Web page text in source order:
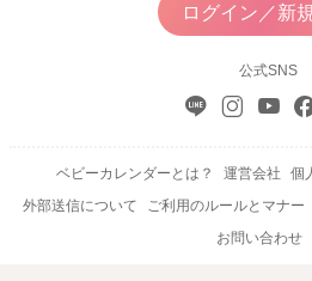
ログイン／新
公式SNS
ベビーカレンダーとは？ 運営会社
個
外部送信について
ご利用のルールとマナー
お問い合わせ